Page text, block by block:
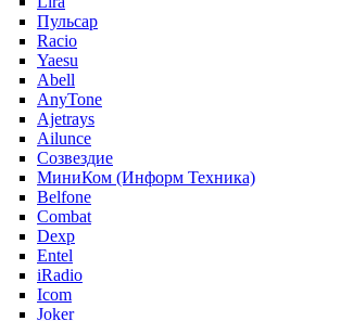
Пульсар
Racio
Yaesu
Abell
AnyTone
Ajetrays
Ailunce
Созвездие
МиниКом (Информ Техника)
Belfone
Combat
Dexp
Entel
iRadio
Icom
Joker